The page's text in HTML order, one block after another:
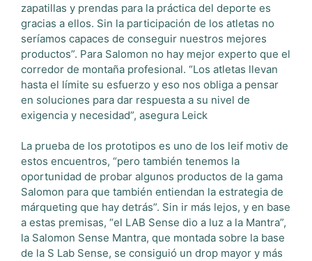
zapatillas y prendas para la práctica del deporte es
gracias a ellos. Sin la participación de los atletas no
seríamos capaces de conseguir nuestros mejores
productos”. Para Salomon no hay mejor experto que el
corredor de montaña profesional. “Los atletas llevan
hasta el límite su esfuerzo y eso nos obliga a pensar
en soluciones para dar respuesta a su nivel de
exigencia y necesidad”, asegura Leick
La prueba de los prototipos es uno de los leif motiv de
estos encuentros, “pero también tenemos la
oportunidad de probar algunos productos de la gama
Salomon para que también entiendan la estrategia de
márqueting que hay detrás”. Sin ir más lejos, y en base
a estas premisas, “el LAB Sense dio a luz a la Mantra”,
la Salomon Sense Mantra, que montada sobre la base
de la S Lab Sense, se consiguió un drop mayor y más